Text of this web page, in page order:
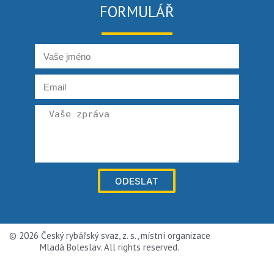
FORMULÁŘ
ODESLAT
© 2026 Český rybářský svaz, z. s., místní organizace
Mladá Boleslav. All rights reserved.